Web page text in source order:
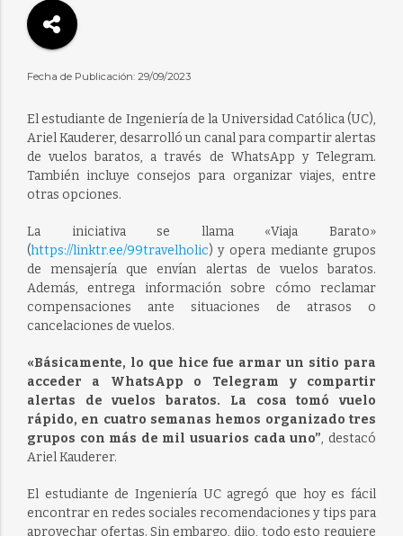
Fecha de Publicación: 29/09/2023
El estudiante de Ingeniería de la Universidad Católica (UC),
Ariel Kauderer, desarrolló un canal para compartir alertas
de vuelos baratos, a través de WhatsApp y Telegram.
También incluye consejos para organizar viajes, entre
otras opciones.
La iniciativa se llama «Viaja Barato»
(https://linktr.ee/99travelholic) y opera mediante grupos
de mensajería que envían alertas de vuelos baratos.
Además, entrega información sobre cómo reclamar
compensaciones ante situaciones de atrasos o
cancelaciones de vuelos.
«Básicamente, lo que hice fue armar un sitio para
acceder a WhatsApp o Telegram y compartir
alertas de vuelos baratos. La cosa tomó vuelo
rápido, en cuatro semanas hemos organizado tres
grupos con más de mil usuarios cada uno”, destacó
Ariel Kauderer.
El estudiante de Ingeniería UC agregó que hoy es fácil
encontrar en redes sociales recomendaciones y tips para
aprovechar ofertas. Sin embargo, dijo, todo esto requiere